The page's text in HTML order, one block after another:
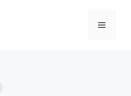
Meny